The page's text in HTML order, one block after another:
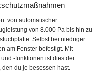
von automatischer
von 8.000 Pa bis hin zu
Selbst bei niedriger
am Fenster befestigt. Mit
-funktionen ist dies der
du je besessen hast.